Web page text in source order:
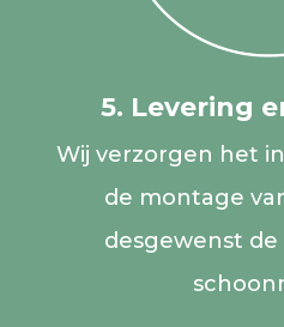
5. Levering
Wij verzorgen het
de montage
desgewenst